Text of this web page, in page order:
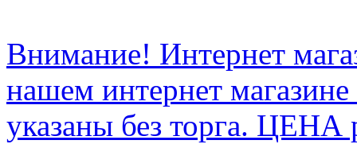
Внимание! Интернет
нашем интернет
указаны без торга.